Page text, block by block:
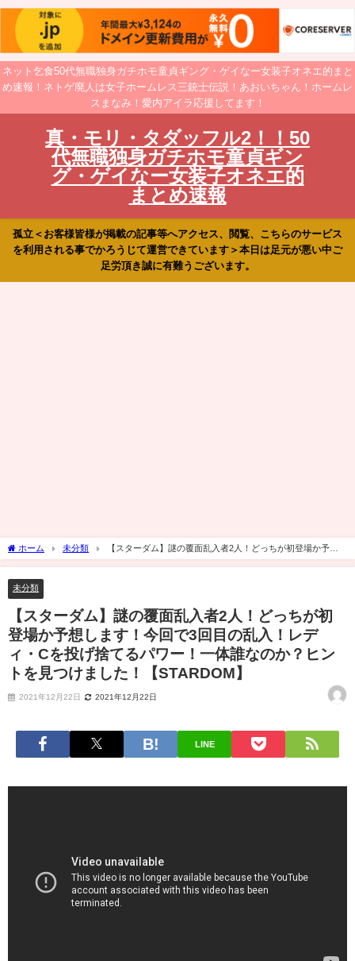
ネット乞食50代無職独身ガチホモ童貞ギング・ゲイなー女装子オネエ的まと
め速報！ネトゲ廃人は女子ホームレス三銃士伝説！あおいちゃん！ホームレ
スまなみ！愛内アイラ応援してます！
真・モリ・タダッフル2！！50
代無職独身ガチホモ童貞ギン
グ・ゲイなー女装子オネエ的
まとめ速報
孤立＜お客様皆様が掲載の記事等へアクセス、閲覧、こちらのサービス
を利用される事でかろうじて運営できています＞本日は足元が悪い中ご
足労頂き誠に有難うございます。
ホーム 未分類
【スターダム】謎の覆面乱入者2人！どっちが初登場か予想
します！今回で3回目の乱入！レディ・Cを投げ捨てるパワー！一体誰なのか？ヒント
未分類
【スターダム】謎の覆面乱入者2人！どっちが初
登場か予想します！今回で3回目の乱入！レデ
ィ・Cを投げ捨てるパワー！一体誰なのか？ヒン
トを見つけました！【STARDOM】
2021年12月22日 2021年12月22日
LINE